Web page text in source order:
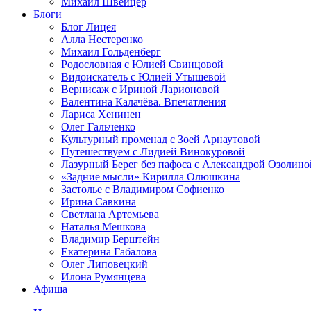
Блоги
Блог Лицея
Алла Нестеренко
Михаил Гольденберг
Родословная с Юлией Свинцовой
Видоискатель с Юлией Утышевой
Вернисаж с Ириной Ларионовой
Валентина Калачёва. Впечатления
Лариса Хенинен
Олег Гальченко
Культурный променад с Зоей Арнаутовой
Путешествуем с Лидией Винокуровой
Лазурный Берег без пафоса с Александрой
«Задние мысли» Кирилла Олюшкина
Застолье с Владимиром Софиенко
Ирина Савкина
Светлана Артемьева
Наталья Мешкова
Владимир Берштейн
Екатерина Габалова
Олег Липовецкий
Илона Румянцева
Афиша